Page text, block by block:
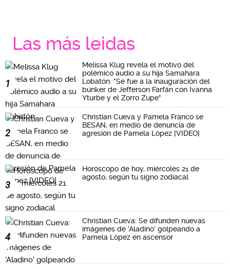
Las más leidas
1
Melissa Klug revela el motivo del
polémico audio a su hija Samahara
Lobatón: "Se fue a la inauguración del
búnker de Jefferson Farfán con Ivanna
Yturbe y el Zorro Zupe"
2
Christian Cueva y Pamela Franco se
BESAN, en medio de denuncia de
agresión de Pamela López [VIDEO]
3
Horóscopo de hoy, miércoles 21 de
agosto, según tu signo zodiacal
4
Christian Cueva: Se difunden nuevas
imágenes de 'Aladino' golpeando a
Pamela López en ascensor